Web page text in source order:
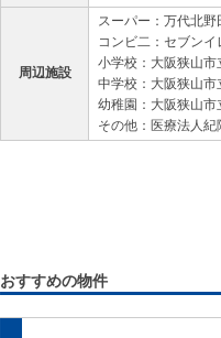
周辺施設
スーパー：万代北
コンビ二：セブン
小学校：大阪狭山
中学校：大阪狭山
幼稚園：大阪狭山
その他：医療法人
おすすめの物件